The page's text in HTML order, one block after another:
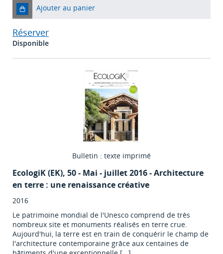
Ajouter au panier
Réserver
Disponible
Bulletin : texte imprimé
EcologiK (EK), 50 - Mai - juillet 2016 - Architecture
en terre : une renaissance créative
2016
Le patrimoine mondial de l'Unesco comprend de très
nombreux site et monuments réalisés en terre crue.
Aujourd'hui, la terre est en train de conquérir le champ de
l'architecture contemporaine grâce aux centaines de